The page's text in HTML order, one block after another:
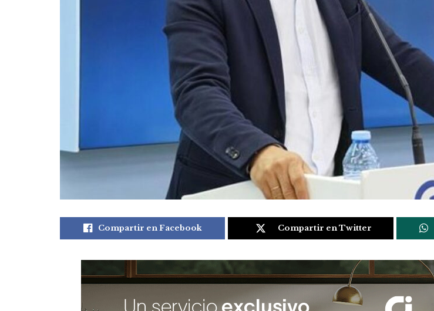
Compartir en Facebook Compartir en Twitter